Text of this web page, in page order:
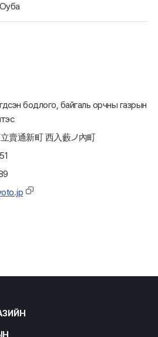
бодлого, байгаль орчны газрын
賣通新町 西入藪ノ內町